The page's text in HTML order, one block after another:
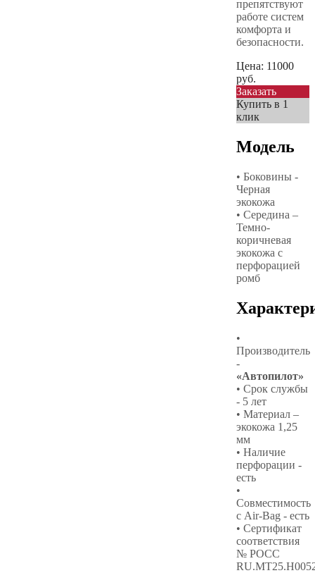
препятствуют
работе систем
комфорта и
безопасности.
Цена: 11000
руб.
Заказать
Купить в 1
клик
Модель
• Боковины -
Черная
экокожа
• Середина –
Темно-
коричневая
экокожа с
перфорацией
ромб
•
Производитель
-
«Автопилот»
• Срок службы
- 5 лет
• Материал –
экокожа 1,25
мм
• Наличие
перфорации -
есть
•
Совместимость
с Air-Bag - есть
• Сертификат
соответствия
№ РОСС